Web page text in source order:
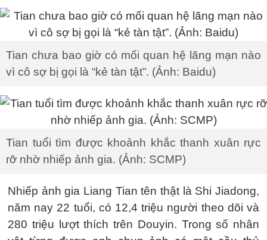
Tian chưa bao giờ có mối quan hệ lãng mạn nào
vì cô sợ bị gọi là “kẻ tàn tật”. (Ảnh: Baidu)
Tian tuổi tìm được khoảnh khắc thanh xuân rực
rỡ nhờ nhiếp ảnh gia. (Ảnh: SCMP)
Nhiếp ảnh gia Liang Tian tên thật là Shi Jiadong,
năm nay ​​22 tuổi, có 12,4 triệu người theo dõi và
280 triệu lượt thích trên Douyin. Trong số nhân